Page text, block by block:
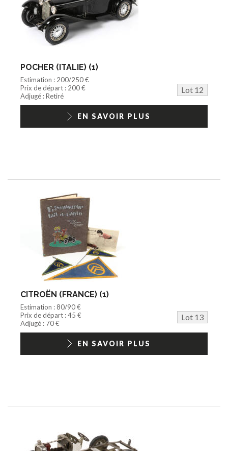
POCHER (ITALIE) (1)
Estimation : 200/250 €
Prix de départ : 200 €
Lot 12
Adjugé : Retiré
EN SAVOIR PLUS
CITROËN (FRANCE) (1)
Estimation : 80/90 €
Prix de départ : 45 €
Lot 13
Adjugé : 70 €
EN SAVOIR PLUS